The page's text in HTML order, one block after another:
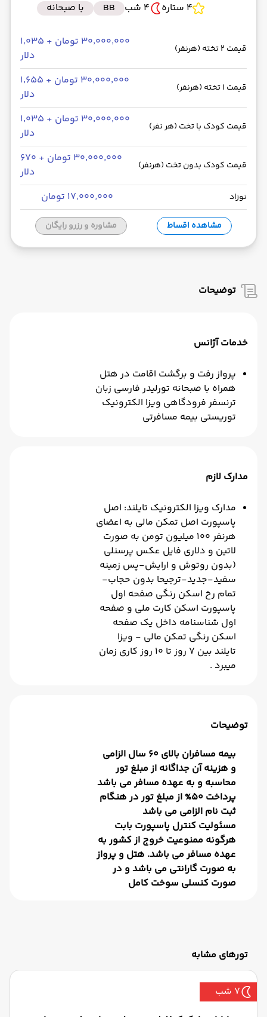
4 ستاره
4 شب BB با صبحانه
قیمت 2 تخته (هرنفر)
۳۰٬۰۰۰٬۰۰۰ تومان + ۱٬۰۳۵
دلار
قیمت 1 تخته (هرنفر)
۳۰٬۰۰۰٬۰۰۰ تومان + ۱٬۶۵۵
دلار
قیمت کودک با تخت (هر نفر)
۳۰٬۰۰۰٬۰۰۰ تومان + ۱٬۰۳۵
دلار
قیمت کودک بدون تخت (هرنفر)
۳۰٬۰۰۰٬۰۰۰ تومان + ۶۷۰
دلار
نوزاد ۱۷٬۰۰۰٬۰۰۰ تومان
مشاهده اقساط مشاوره و رزرو رایگان
توضیحات
خدمات آژانس
پرواز رفت و برگشت اقامت در هتل
همراه با صبحانه تورلیدر فارسی زبان
ترنسفر فرودگاهی ویزا الکترونیک
توریستی بیمه مسافرتی
مدارک لازم
مدارک ویزا الکترونیک تایلند: اصل
پاسپورت اصل تمکن مالی به اعضای
هرنفر 100 میلیون تومن به صورت
لاتین و دلاری فایل عکس پرسنلی
(بدون روتوش و ارایش-پس زمینه
سفید-جدید-ترجیحا بدون حجاب-
تمام رخ اسکن رنگی صفحه اول
پاسپورت اسکن کارت ملی و صفحه
اول شناسنامه داخل یک صفحه
اسکن رنگی تمکن مالی - ویزا
تایلند بین 7 روز تا 10 روز کاری زمان
میبرد .
توضیحات
بیمه مسافران بالای 60 سال الزامی
و هزینه آن جداگانه از مبلغ تور
محاسبه و به عهده مسافر می باشد
پرداخت 50% از مبلغ تور در هنگام
ثبت نام الزامی می باشد
مسئولیت کنترل پاسپورت بابت
هرگونه ممنوعیت خروج از کشور به
عهده مسافر می باشد. هتل و پرواز
به صورت گارانتی می باشد و در
صورت کنسلی سوخت کامل
تورهای مشابه
7 شب